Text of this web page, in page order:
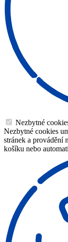
Nezbytné
Nezbytné cookies
stránek a provádění
košíku nebo